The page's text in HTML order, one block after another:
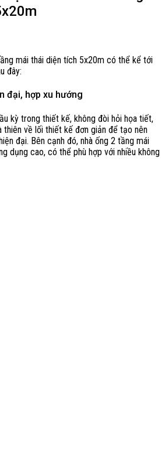
mái thái diện tích 5x20m có thể kể tới
đây:
đại, hợp xu hướng
kỳ trong thiết kế, không đòi hỏi họa tiết,
thiên về lối thiết kế đơn giản để tạo nên
đại. Bên cạnh đó, nhà ống 2 tầng mái
dụng cao, có thể phù hợp với nhiều không